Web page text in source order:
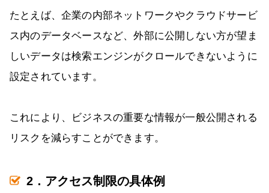
たとえば、企業の内部ネットワークやクラウドサービ
ス内のデータベースなど、外部に公開しない方が望ま
しいデータは検索エンジンがクロールできないように
設定されています。
これにより、ビジネスの重要な情報が一般公開される
リスクを減らすことができます。
2．アクセス制限の具体例